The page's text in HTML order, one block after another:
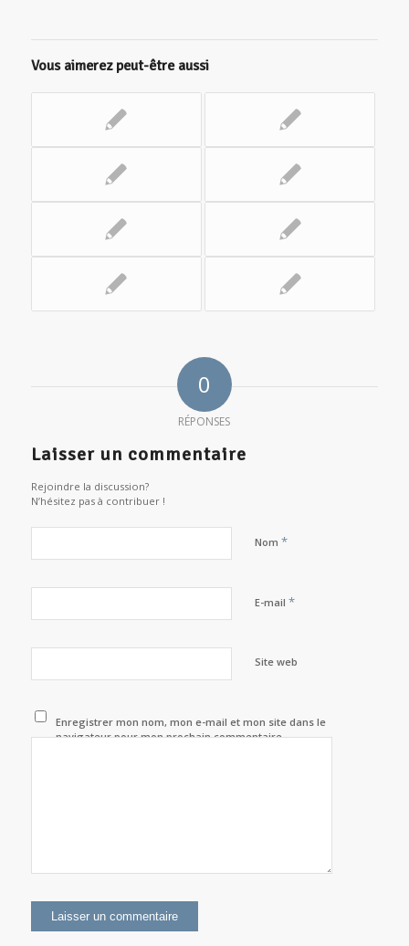
Vous aimerez peut-être aussi
0
RÉPONSES
Laisser un commentaire
Rejoindre la discussion?
N’hésitez pas à contribuer !
Nom *
E-mail *
Site web
Enregistrer mon nom, mon e-mail et mon site dans le
navigateur pour mon prochain commentaire.